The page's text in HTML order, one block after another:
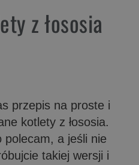
z łososia
przepis na proste i
kotlety z łososia.
polecam, a jeśli nie
takiej wersji i